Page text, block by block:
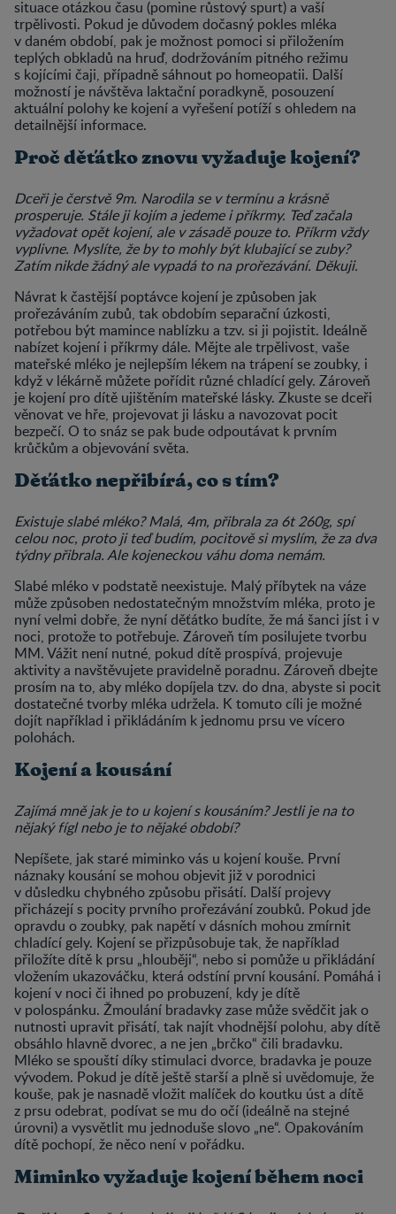
situace otázkou času (pomine růstový spurt) a vaší
trpělivosti. Pokud je důvodem dočasný pokles mléka
v daném období, pak je možnost pomoci si přiložením
teplých obkladů na hruď, dodržováním pitného režimu
s kojícími čaji, případně sáhnout po homeopatii. Další
možností je návštěva laktační poradkyně, posouzení
aktuální polohy ke kojení a vyřešení potíží s ohledem na
detailnější informace.
Proč děťátko znovu vyžaduje kojení?
Dceři je čerstvě 9m. Narodila se v termínu a krásně
prosperuje. Stále ji kojím a jedeme i příkrmy. Teď začala
vyžadovat opět kojení, ale v zásadě pouze to. Příkrm vždy
vyplivne. Myslíte, že by to mohly být klubající se zuby?
Zatím nikde žádný ale vypadá to na prořezávání. Děkuji.
Návrat k častější poptávce kojení je způsoben jak
prořezáváním zubů, tak obdobím separační úzkosti,
potřebou být mamince nablízku a tzv. si ji pojistit. Ideálně
nabízet kojení i příkrmy dále. Mějte ale trpělivost, vaše
mateřské mléko je nejlepším lékem na trápení se zoubky, i
když v lékárně můžete pořídit různé chladící gely. Zároveň
je kojení pro dítě ujištěním mateřské lásky. Zkuste se dceři
věnovat ve hře, projevovat ji lásku a navozovat pocit
bezpečí. O to snáz se pak bude odpoutávat k prvním
krůčkům a objevování světa.
Děťátko nepřibírá, co s tím?
Existuje slabé mléko? Malá, 4m, přibrala za 6t 260g, spí
celou noc, proto ji teď budím, pocitově si myslím, že za dva
týdny přibrala. Ale kojeneckou váhu doma nemám.
Slabé mléko v podstatě neexistuje. Malý příbytek na váze
může způsoben nedostatečným množstvím mléka, proto je
nyní velmi dobře, že nyní děťátko budíte, že má šanci jíst i v
noci, protože to potřebuje. Zároveň tím posilujete tvorbu
MM. Vážit není nutné, pokud dítě prospívá, projevuje
aktivity a navštěvujete pravidelně poradnu. Zároveň dbejte
prosím na to, aby mléko dopíjela tzv. do dna, abyste si pocit
dostatečné tvorby mléka udržela. K tomuto cíli je možné
dojít například i přikládáním k jednomu prsu ve vícero
polohách.
Kojení a kousání
Zajímá mně jak je to u kojení s kousáním? Jestli je na to
nějaký fígl nebo je to nějaké období?
Nepíšete, jak staré miminko vás u kojení kouše. První
náznaky kousání se mohou objevit již v porodnici
v důsledku chybného způsobu přisátí. Další projevy
přicházejí s pocity prvního prořezávání zoubků. Pokud jde
opravdu o zoubky, pak napětí v dásních mohou zmírnit
chladící gely. Kojení se přizpůsobuje tak, že například
přiložíte dítě k prsu „hlouběji“, nebo si pomůže u přikládání
vložením ukazováčku, která odstíní první kousání. Pomáhá i
kojení v noci či ihned po probuzení, kdy je dítě
v polospánku. Žmoulání bradavky zase může svědčit jak o
nutnosti upravit přisátí, tak najít vhodnější polohu, aby dítě
obsáhlo hlavně dvorec, a ne jen „brčko“ čili bradavku.
Mléko se spouští díky stimulaci dvorce, bradavka je pouze
vývodem. Pokud je dítě ještě starší a plně si uvědomuje, že
kouše, pak je nasnadě vložit malíček do koutku úst a dítě
z prsu odebrat, podívat se mu do očí (ideálně na stejné
úrovni) a vysvětlit mu jednoduše slovo „ne“. Opakováním
dítě pochopí, že něco není v pořádku.
Miminko vyžaduje kojení během noci